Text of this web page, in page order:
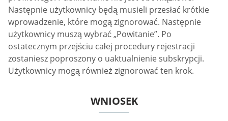
Następnie użytkownicy będą musieli przesłać krótkie
wprowadzenie, które mogą zignorować. Następnie
użytkownicy muszą wybrać „Powitanie”. Po
ostatecznym przejściu całej procedury rejestracji
zostaniesz poproszony o uaktualnienie subskrypcji.
Użytkownicy mogą również zignorować ten krok.
WNIOSEK